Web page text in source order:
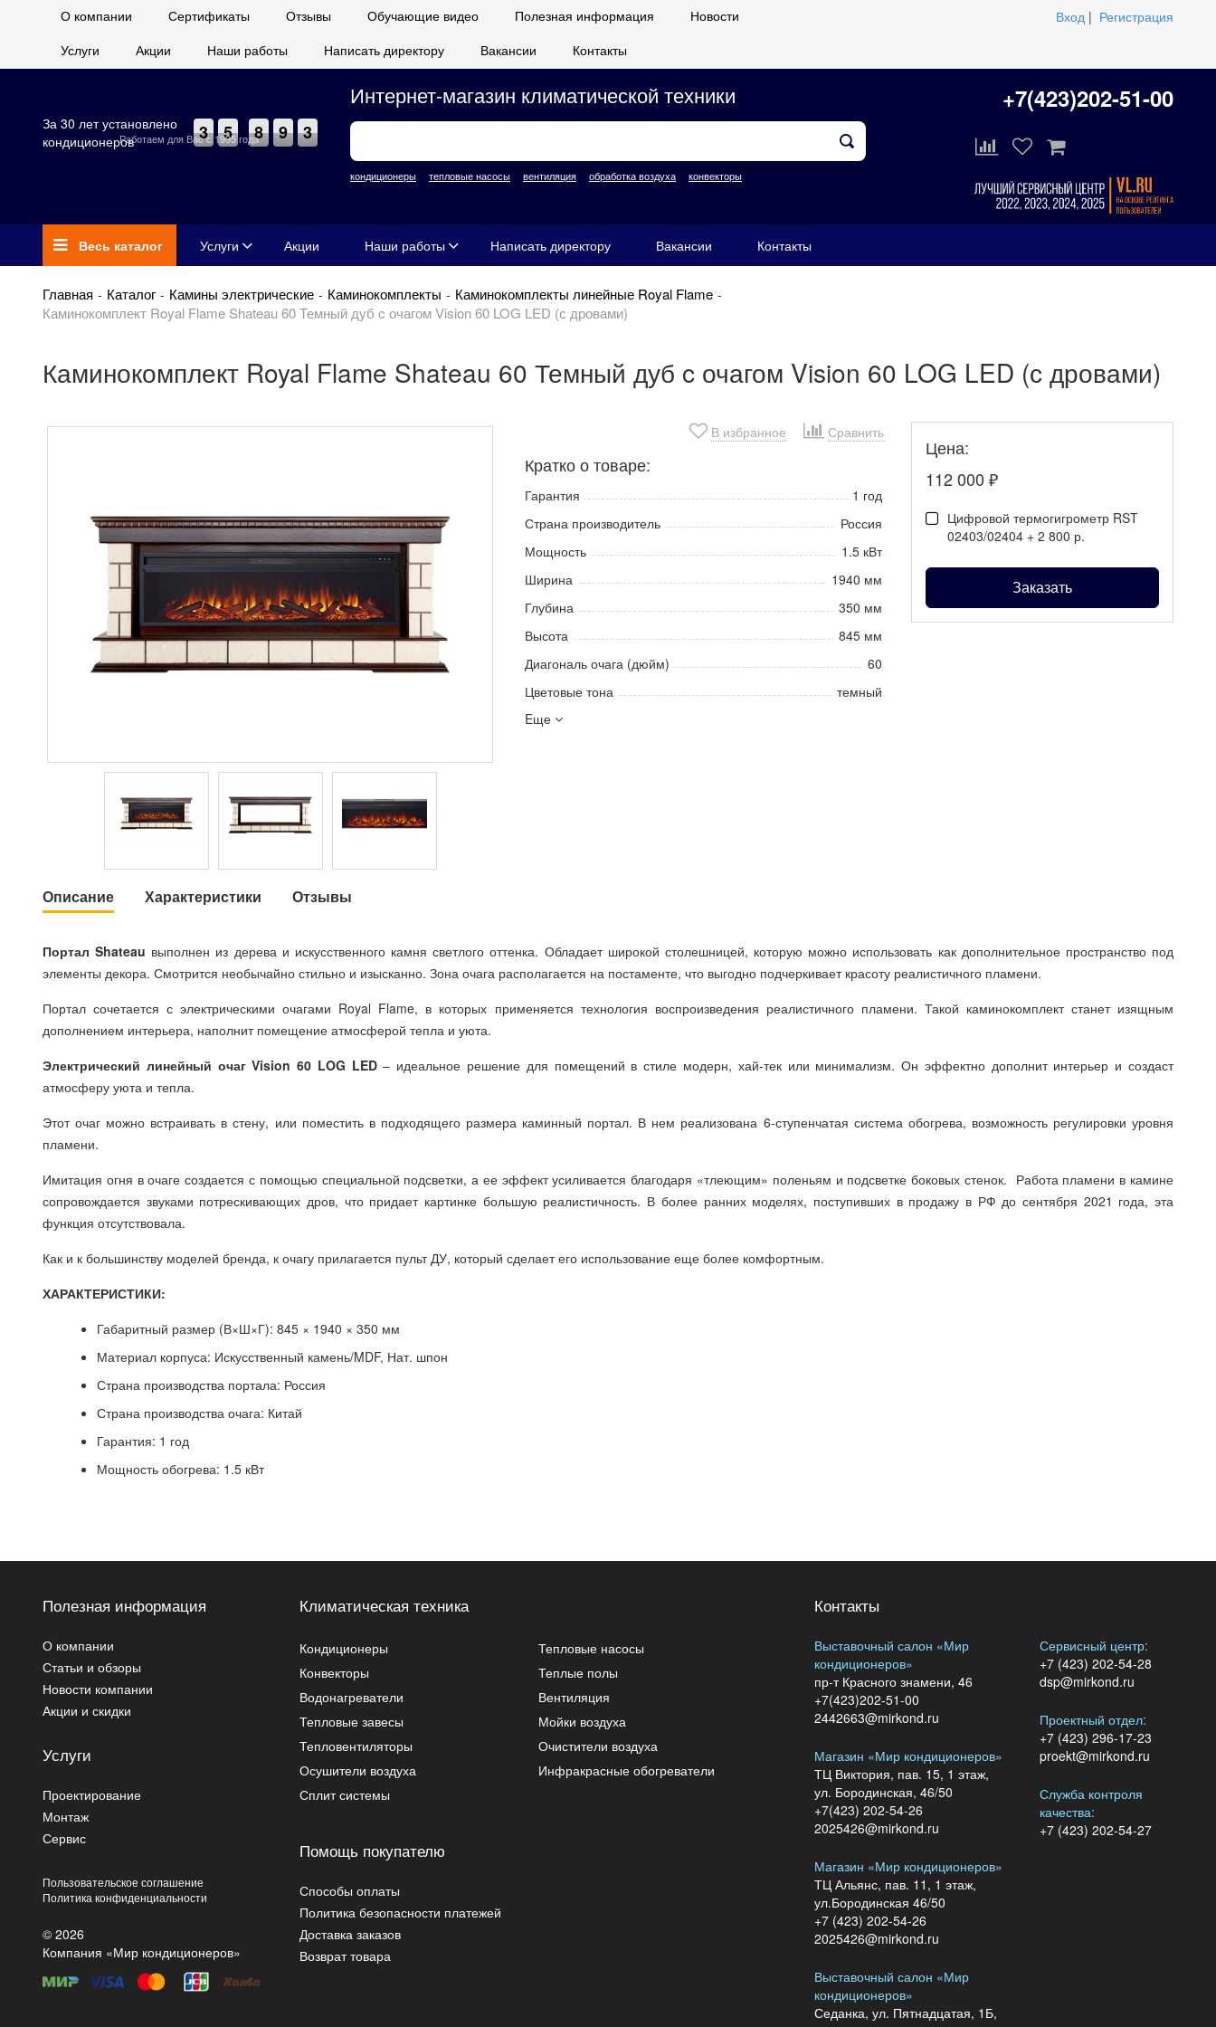
О компании Сертификаты Отзывы Обучающие видео Полезная информация
Новости
Услуги
Акции Наши работы Написать директору Вакансии Контакты
Вход | Регистрация
Работаем для Вас с 1995 года
За 30 лет установлено
кондиционеров
3 5 8 9 3
Интернет-магазин климатической техники
кондиционеры тепловые насосы вентиляция обработка воздуха конвекторы
+7(423)202-51-00
Весь каталог Услуги Акции Наши работы Написать директору Вакансии Контакты
Главная Каталог Камины электрические Каминокомплекты
Каминокомплекты линейные Royal Flame
Каминокомплект Royal Flame Shateau 60 Темный дуб c очагом Vision 60 LOG LED (с дровами)
Каминокомплект Royal Flame Shateau 60 Темный дуб c очагом Vision 60 LOG LED (с дровами)
В избранное Сравнить
Кратко о товаре:
Гарантия
1 год
Страна производитель
Россия
Мощность
1.5 кВт
Ширина
1940 мм
Глубина
350 мм
Высота
845 мм
Диагональ очага (дюйм)
60
Цветовые тона
темный
Eще
Цена:
112 000 ₽
Цифровой термогигрометр RST
02403/02404 + 2 800 р.
Заказать
Описание Характеристики Отзывы
Портал Shateau выполнен из дерева и искусственного камня светлого оттенка. Обладает широкой столешницей, которую можно использовать как дополнительное пространство под
элементы декора. Смотрится необычайно стильно и изысканно. Зона очага располагается на постаменте, что выгодно подчеркивает красоту реалистичного пламени.
Портал сочетается с электрическими очагами Royal Flame, в которых применяется технология воспроизведения реалистичного пламени. Такой каминокомплект станет изящным
дополнением интерьера, наполнит помещение атмосферой тепла и уюта.
Электрический линейный очаг Vision 60 LOG LED– идеальное решение для помещений в стиле модерн, хай-тек или минимализм. Он эффектно дополнит интерьер и создаст
атмосферу уюта и тепла.
Этот очаг можно встраивать в стену, или поместить в подходящего размера каминный портал. В нем реализована 6-ступенчатая система обогрева, возможность регулировки уровня
пламени.
Имитация огня в очаге создается с помощью специальной подсветки, а ее эффект усиливается благодаря «тлеющим» поленьям и подсветке боковых стенок. Работа пламени в камине
сопровождается звуками потрескивающих дров, что придает картинке большую реалистичность. В более ранних моделях, поступивших в продажу в РФ до сентября 2021 года, эта
функция отсутствовала.
Как и к большинству моделей бренда, к очагу прилагается пульт ДУ, который сделает его использование еще более комфортным.
ХАРАКТЕРИСТИКИ:
Габаритный размер (В×Ш×Г): 845 × 1940 × 350 мм
Материал корпуса: Искусственный камень/MDF, Нат. шпон
Страна производства портала: Россия
Страна производства очага: Китай
Гарантия: 1 год
Мощность обогрева: 1.5 кВт
Полезная информация
О компании
Статьи и обзоры
Новости компании
Акции и скидки
Услуги
Проектирование
Монтаж
Сервис
Климатическая техника
Кондиционеры
Тепловые насосы
Конвекторы
Теплые полы
Водонагреватели
Вентиляция
Тепловые завесы
Мойки воздуха
Тепловентиляторы
Очистители воздуха
Осушители воздуха
Инфракрасные обогреватели
Сплит системы
Пользовательское соглашение
Политика конфиденциальности
© 2026
Компания «Мир кондиционеров»
Помощь покупателю
Способы оплаты
Политика безопасности платежей
Доставка заказов
Возврат товара
Контакты
Выставочный салон «Мир
кондиционеров»
пр-т Красного знамени, 46
+7(423)202-51-00
2442663@mirkond.ru
Магазин «Мир кондиционеров»
ТЦ Виктория, пав. 15, 1 этаж,
ул. Бородинская, 46/50
+7(423) 202-54-26
2025426@mirkond.ru
Магазин «Мир кондиционеров»
ТЦ Альянс, пав. 11, 1 этаж,
ул.Бородинская 46/50
+7 (423) 202-54-26
2025426@mirkond.ru
Выставочный салон «Мир
кондиционеров»
Седанка, ул. Пятнадцатая, 1Б,
Сервисный центр:
+7 (423) 202-54-28
dsp@mirkond.ru
Проектный отдел:
+7 (423) 296-17-23
proekt@mirkond.ru
Служба контроля
качества:
+7 (423) 202-54-27